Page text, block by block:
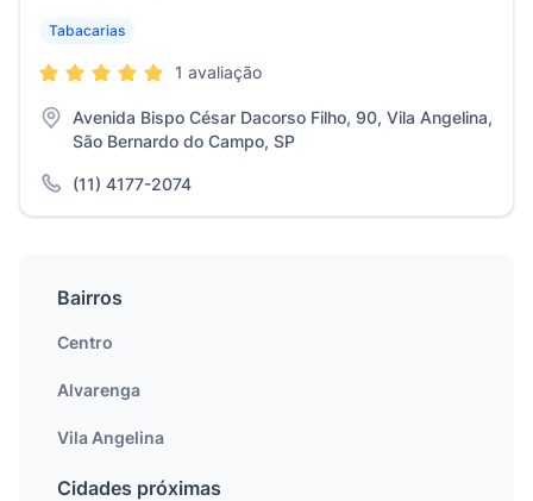
Tabacarias
1 avaliação
Avenida Bispo César Dacorso Filho, 90, Vila Angelina,
São Bernardo do Campo, SP
(11) 4177-2074
Bairros
Centro
Alvarenga
Vila Angelina
Cidades próximas